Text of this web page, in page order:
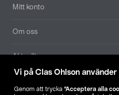
Vi på Clas Ohlson använder
Genom att trycka ”Acceptera alla
Mitt konto
Om oss
Aktuellt